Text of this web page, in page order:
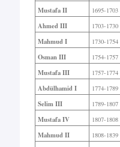
Mustafa II 1695-1703
Ahmed III 1703-1730
Mahmud I 1730-1754
Osman III 1754-1757
Mustafa III 1757-1774
Abdülhamid I 1774-1789
Selim III 1789-1807
Mustafa IV 1807-1808
Mahmud II 1808-1839